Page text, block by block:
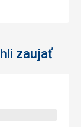
zaujať